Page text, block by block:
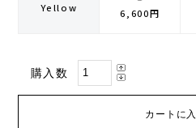
ジャパンエナジーフード
ナガノトマト
goodr(グダー)
HOKA(ホカ)
Yellow 6,600円
購入数